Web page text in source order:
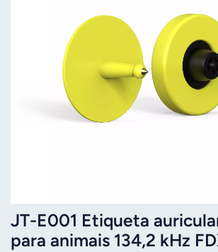
JT-E001 Etiqueta
para animais 134,2 kHz